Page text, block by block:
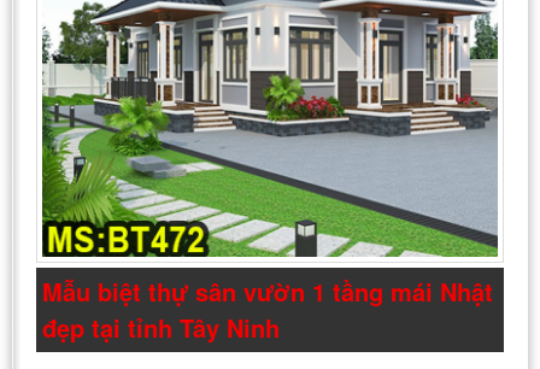
Mẫu biệt thự sân vườn 1 tầng mái Nhật
đẹp tại tỉnh Tây Ninh